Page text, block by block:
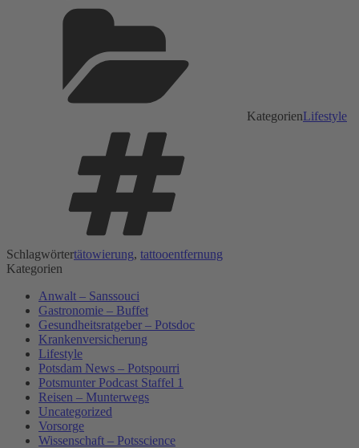
KategorienLifestyle
Schlagwörtertätowierung, tattooentfernung
Kategorien
Anwalt – Sanssouci
Gastronomie – Buffet
Gesundheitsratgeber – Potsdoc
Krankenversicherung
Lifestyle
Potsdam News – Potspourri
Potsmunter Podcast Staffel 1
Reisen – Munterwegs
Uncategorized
Vorsorge
Wissenschaft – Potsscience